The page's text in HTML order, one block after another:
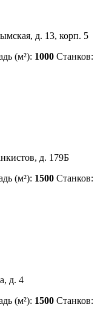
д. 13, корп. 5
(м²): 1000 Станков:
д. 179Б
(м²): 1500 Станков:
д. 4
(м²): 1500 Станков: